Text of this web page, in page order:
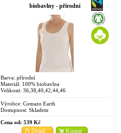
biobavlny - přírodní
Barva: přírodní
Materiál: 100% biobavlna
Velikosti: 36,38,40,42,44,46
Výrobce: Comazo Earth
Dostupnost: Skladem
Cena od: 539 Kč
Koupit
Detail